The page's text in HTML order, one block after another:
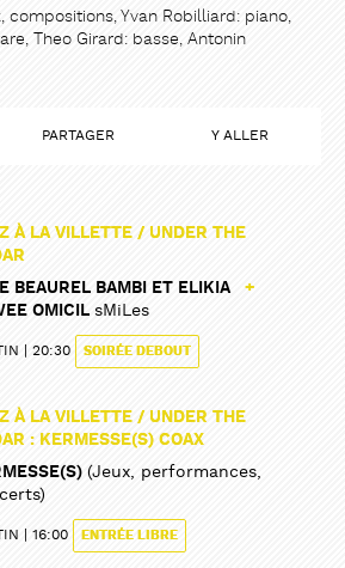
compositions, Yvan Robilliard: piano,
Theo Girard: basse, Antonin
PARTAGER Y ALLER
À LA VILLETTE / UNDER THE
BEAUREL BAMBI ET ELIKIA
+
OMICIL sMiLes
20:30 SOIRÉE DEBOUT
À LA VILLETTE / UNDER THE
: KERMESSE(S) COAX
(Jeux, performances,
16:00 ENTRÉE LIBRE